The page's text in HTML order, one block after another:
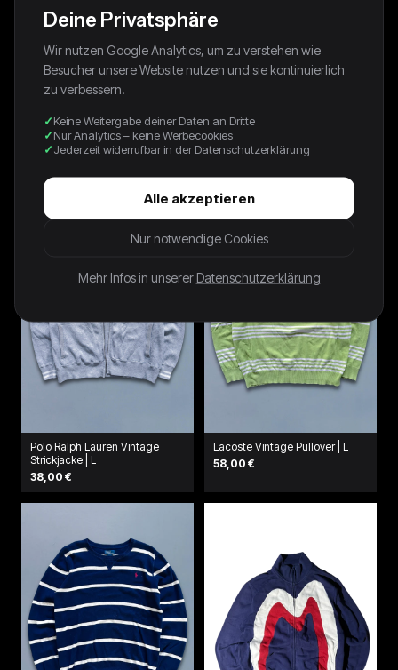
Polo Ralph Lauren Vintage
64,00 €
Lacoste Vintage Pullover | L
Polo Ralph Lauren Vintage
Strickjacke | L
38,00 €
Lacoste Vintage Pullover | L
58,00 €
Deine Privatsphäre
Wir nutzen Google Analytics, um zu verstehen wie
Besucher unsere Website nutzen und sie kontinuierlich
zu verbessern.
Keine Weitergabe deiner Daten an Dritte
Nur Analytics – keine Werbecookies
Jederzeit widerrufbar in der Datenschutzerklärung
Alle akzeptieren
Nur notwendige Cookies
Mehr Infos in unserer Datenschutzerklärung